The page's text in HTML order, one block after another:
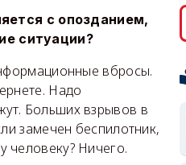
с опозданием,
ситуации?
вбросы.
Надо
Больших взрывов в
замечен беспилотник,
человеку? Ничего.